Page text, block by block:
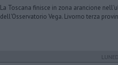
La Toscana finisce in zona arancione
dell'Osservatorio Vega. Livorno terza